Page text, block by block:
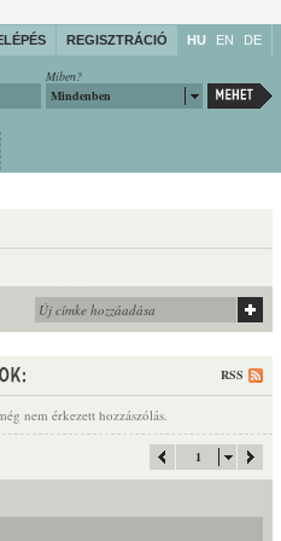
REGISZTRÁCIÓ HU EN DE
Miben?
Mindenben
RSS
nem érkezett hozzászólás.
1